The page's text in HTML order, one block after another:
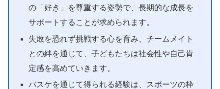
の「好き」を尊重する姿勢で、長期的な成長を
サポートすることが求められます。
失敗を恐れず挑戦する心を育み、チームメイト
との絆を通じて、子どもたちは社会性や自己肯
定感を高めていきます。
バスケを通じて得られる経験は、スポーツの枠